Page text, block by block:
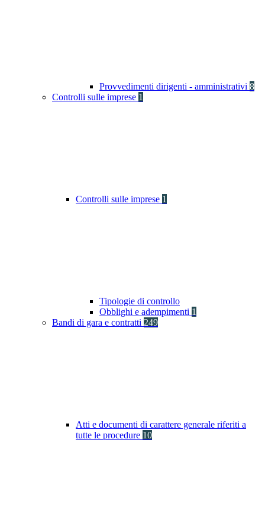
Provvedimenti dirigenti - amministrativi 8
Controlli sulle imprese 1
Controlli sulle imprese 1
Tipologie di controllo
Obblighi e adempimenti 1
Bandi di gara e contratti 249
Atti e documenti di carattere generale riferiti a
tutte le procedure 10